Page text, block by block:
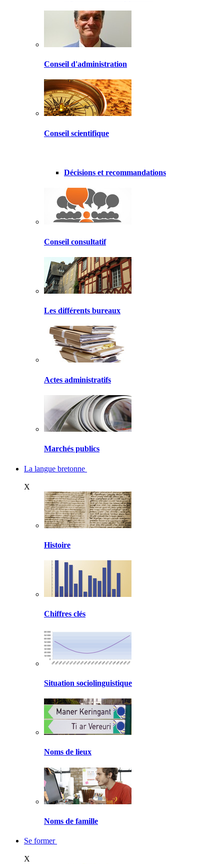
Conseil d'administration
Conseil scientifique
Décisions et recommandations
Conseil consultatif
Les différents bureaux
Actes administratifs
Marchés publics
La langue bretonne
X
Histoire
Chiffres clés
Situation sociolinguistique
Noms de lieux
Noms de famille
Se former
X